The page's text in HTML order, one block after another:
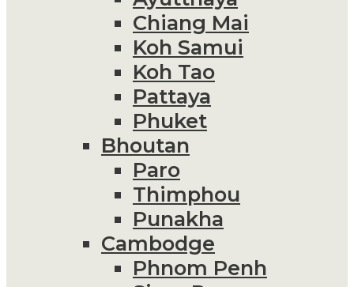
Chiang Mai
Koh Samui
Koh Tao
Pattaya
Phuket
Bhoutan
Paro
Thimphou
Punakha
Cambodge
Phnom Penh